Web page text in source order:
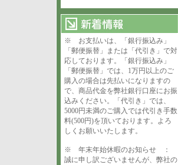
※ お支払いは、「銀行振込み」
「郵便振替」または「代引き」で対
応しております。「銀行振込み」
「郵便振替」では、1万円以上のご
購入の場合は先払いになりますの
で、商品代金を弊社銀行口座にお振
込みください。「代引き」では、
5000円未満のご購入では代引き手数
料(500円)を頂いております。よろ
しくお願いいたします。
※ 年末年始休暇のお知らせ ：
誠に申し訳ございませんが、弊社の